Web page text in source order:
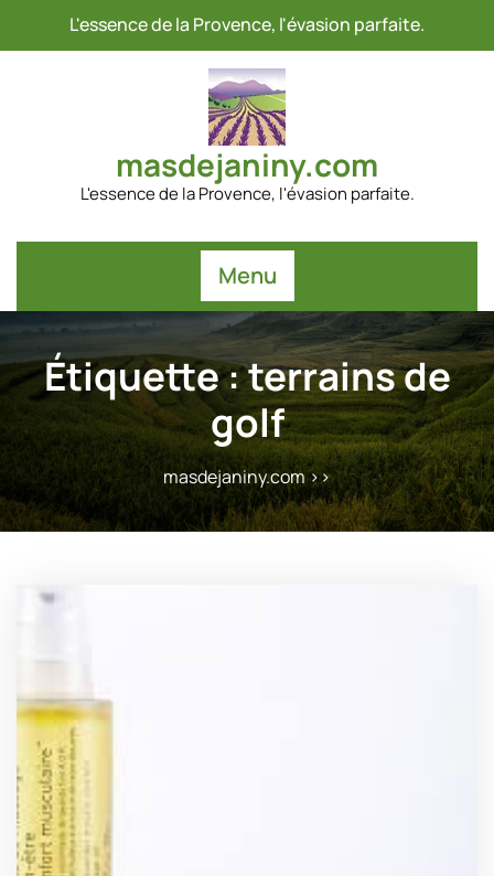
L'essence de la Provence, l'évasion parfaite.
masdejaniny.com
L'essence de la Provence, l'évasion parfaite.
Menu
Étiquette :terrains de
golf
masdejaniny.com>>